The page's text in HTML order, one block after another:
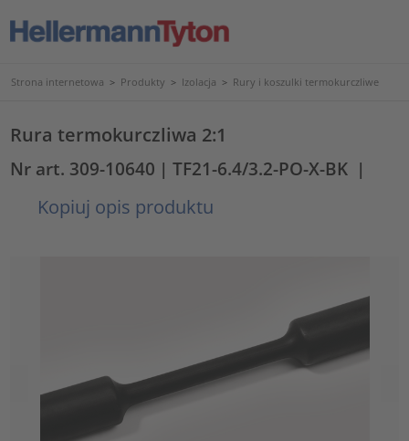
Strona internetowa > Produkty > Izolacja > Rury i koszulki termokurczliwe
Rura termokurczliwa 2:1
Nr art. 309-10640 | TF21-6.4/3.2-PO-X-BK |
Kopiuj opis produktu